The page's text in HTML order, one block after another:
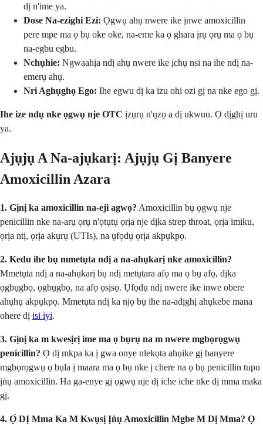
dị n'ime ya.
Dose Na-ezighi Ezi: Ọgwụ ahụ nwere ike ịnwe amoxicillin
pere mpe ma ọ bụ oke oke, na-eme ka ọ ghara ịrụ ọrụ ma ọ bụ
na-egbu egbu.
Nchụhie: Ngwaahịa ndị ahụ nwere ike ịchụ nsi na ihe ndị na-
emerụ ahụ.
Nri Aghụghọ Ego: Ihe egwu dị ka izu ohi ozi gị na nke ego gị.
Ihe ize ndụ nke ọgwụ nje OTC ịzụrụ n'ụzọ a dị ukwuu. Ọ dịghị uru
ya.
Ajụjụ A Na-ajụkarị: Ajụjụ Gị Banyere
Amoxicillin Azara
1. Gịnị ka amoxicillin na-eji agwọ? Amoxicillin bụ ọgwụ nje
penicillin nke na-arụ ọrụ n'ọtụtụ ọrịa nje dịka strep throat, ọrịa imiku,
ọrịa ntị, ọrịa akụrụ (UTIs), na ụfọdụ ọrịa akpụkpọ.
2. Kedu ihe bụ mmetụta ndị a na-ahụkarị nke amoxicillin?
Mmetụta ndị a na-ahụkarị bụ ndị metụtara afọ ma ọ bụ afọ, dịka
ọgbụgbọ, ọgbụgbọ, na afọ ọsịsọ. Ụfọdụ ndị nwere ike inwe obere
ahụhụ akpụkpọ. Mmetụta ndị ka njọ bụ ihe na-adịghị ahụkebe mana
ohere dị isi iyi.
3. Gịnị ka m kwesịrị ime ma ọ bụrụ na m nwere mgbọrọgwụ
penicillin? Ọ dị mkpa ka ị gwa onye nlekọta ahụike gị banyere
mgbọrọgwụ ọ bụla ị maara ma ọ bụ nke ị chere na ọ bụ penicillin tupu
ịṅụ amoxicillin. Ha ga-enye gị ọgwụ nje dị iche iche nke dị mma maka
gị.
4. Ọ̀ DỊ Mma Ka M Kwụsị Ịṅụ Amoxicillin Mgbe M Dị Mma? Ọ